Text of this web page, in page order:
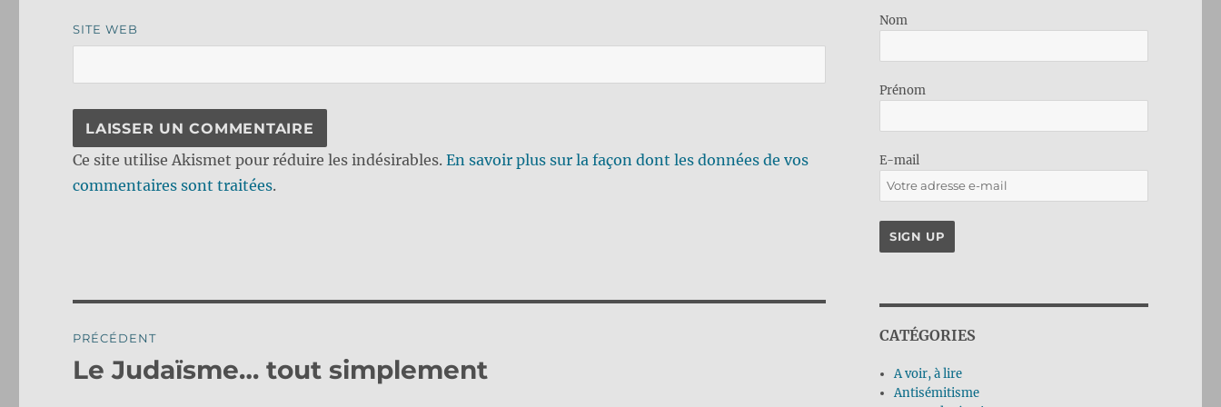
SITE WEB
Ce site utilise Akismet pour réduire les indésirables.En savoir plus sur la façon dont les données de vos
commentaires sont traitées.
de
PRÉCÉDENT
Publication
Le Judaïsme… tout simplement
Nom
Prénom
E-mail
CATÉGORIES
A voir, à lire
Antisémitisme